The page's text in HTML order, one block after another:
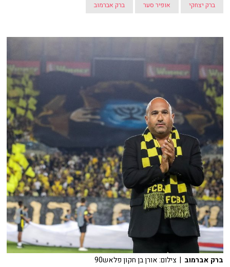
ברק יצחקי אופיר סער ברק אברמוב
ברק אברמוב | צילום: אורן בן חקון פלאש90